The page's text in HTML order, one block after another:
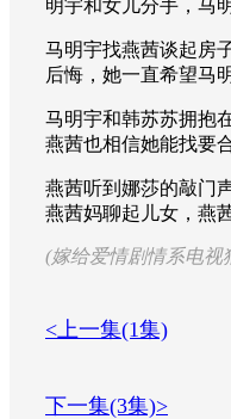
明宇和女儿分手，马
马明宇找燕茜谈起房
后悔，她一直希望马
马明宇和韩苏苏拥抱
燕茜也相信她能找要
燕茜听到娜莎的敲门
燕茜妈聊起儿女，燕
(嫁给爱情剧情系电视
<上一集(1集)
下一集(3集)>